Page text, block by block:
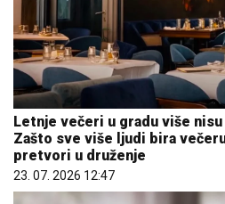
Letnje večeri u gradu više
Zašto sve više ljudi bira
pretvori u druženje
23. 07. 2026 12:47